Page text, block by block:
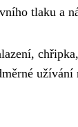
tlaku a